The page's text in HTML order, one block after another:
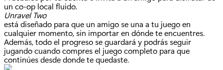
un co-op local fluido.
Unravel Two
está diseñado para que un amigo se una a tu juego en
cualquier momento, sin importar en dónde te encuentres.
Además, todo el progreso se guardará y podrás seguir
jugando cuando compres el juego completo para que
continúes desde donde te quedaste.